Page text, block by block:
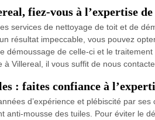
fiez-vous à l’expertise
services de nettoyage de toit et de
résultat impeccable, vous pouvez
démoussage de celle-ci et le
Villereal, il vous suffit de nous
: faites confiance à
d’expérience et plébiscité par
anti-mousse des tuiles. Pour éviter le